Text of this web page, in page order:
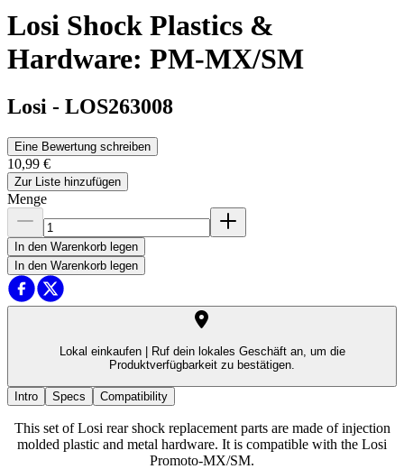
Losi Shock Plastics &
Hardware: PM-MX/SM
Losi - LOS263008
Eine Bewertung schreiben
10,99 €
Zur Liste hinzufügen
Menge
In den Warenkorb legen
In den Warenkorb legen
Lokal einkaufen |
Ruf dein lokales Geschäft an, um die
Produktverfügbarkeit zu bestätigen.
Intro Specs Compatibility
This set of Losi rear shock replacement parts are made of injection
molded plastic and metal hardware. It is compatible with the Losi
Promoto-MX/SM.